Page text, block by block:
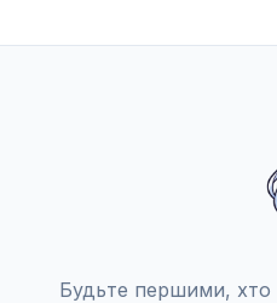
Будьте першими, хто